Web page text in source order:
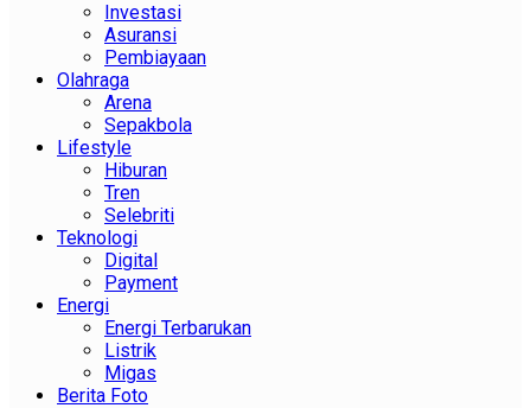
Investasi
Asuransi
Pembiayaan
Olahraga
Arena
Sepakbola
Lifestyle
Hiburan
Tren
Selebriti
Teknologi
Digital
Payment
Energi
Energi Terbarukan
Listrik
Migas
Berita Foto